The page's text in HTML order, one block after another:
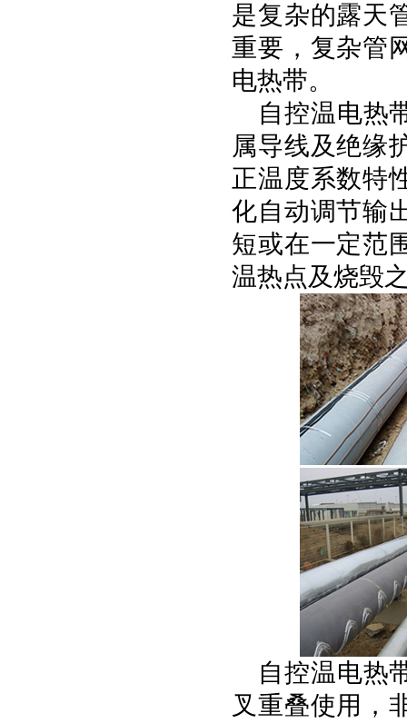
是复杂的露天
重要，复杂管
电热带。
自控温电热
属导线及绝缘
正温度系数特
化自动调节输
短或在一定范
温热点及烧毁
自控温电热
叉重叠使用，